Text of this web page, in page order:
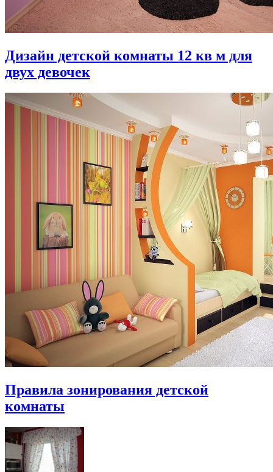
Дизайн детской комнаты 12 кв м для
двух девочек
Правила зонирования детской
комнаты